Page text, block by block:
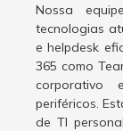
Nossa
tecnologias
e helpdesk
365 como
corporativo
periféricos.
de TI